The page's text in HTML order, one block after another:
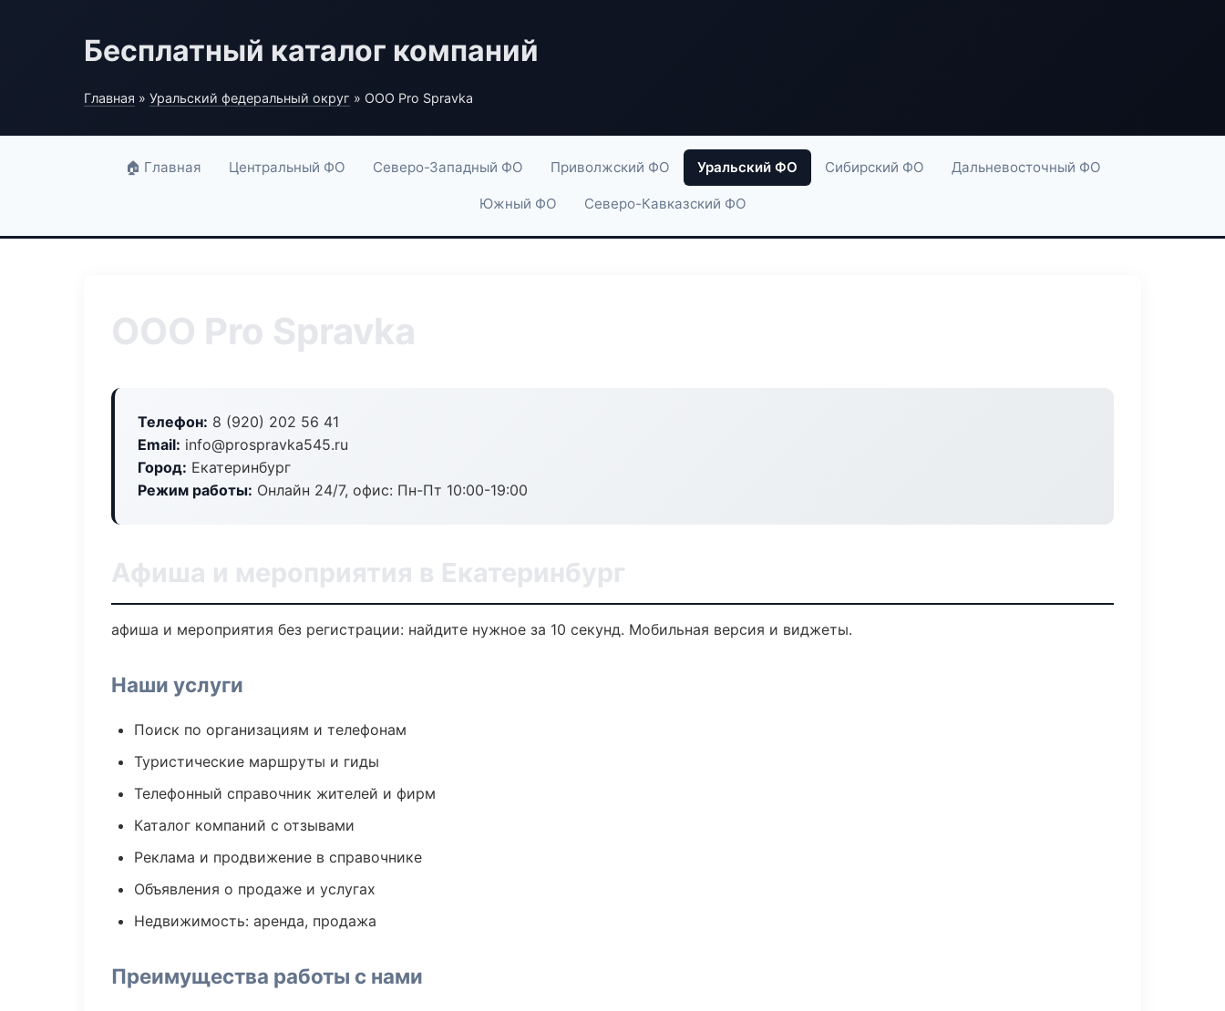
Бесплатный каталог компаний
Главная » Уральский федеральный округ » ООО Pro Spravka
🏠 Главная Центральный ФО Северо-Западный ФО Приволжский ФО Уральский ФО Сибирский ФО Дальневосточный ФО
Южный ФО Северо-Кавказский ФО
ООО Pro Spravka
Телефон: 8 (920) 202 56 41
Email: info@prospravka545.ru
Город: Екатеринбург
Режим работы: Онлайн 24/7, офис: Пн-Пт 10:00-19:00
Афиша и мероприятия в Екатеринбург
афиша и мероприятия без регистрации: найдите нужное за 10 секунд. Мобильная версия и виджеты.
Наши услуги
Поиск по организациям и телефонам
Туристические маршруты и гиды
Телефонный справочник жителей и фирм
Каталог компаний с отзывами
Реклама и продвижение в справочнике
Объявления о продаже и услугах
Недвижимость: аренда, продажа
Преимущества работы с нами